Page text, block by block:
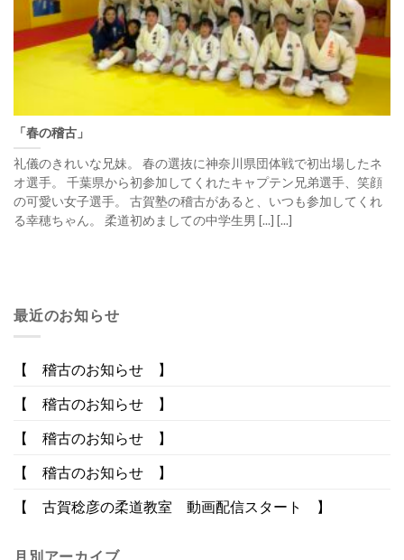
「春の稽古」
礼儀のきれいな兄妹。 春の選抜に神奈川県団体戦で初出場したネ
オ選手。 千葉県から初参加してくれたキャプテン兄弟選手、笑顔
の可愛い女子選手。 古賀塾の稽古があると、いつも参加してくれ
る幸穂ちゃん。 柔道初めましての中学生男 [...] [...]
最近のお知らせ
【 稽古のお知らせ 】
【 稽古のお知らせ 】
【 稽古のお知らせ 】
【 稽古のお知らせ 】
【 古賀稔彦の柔道教室 動画配信スタート 】
月別アーカイブ